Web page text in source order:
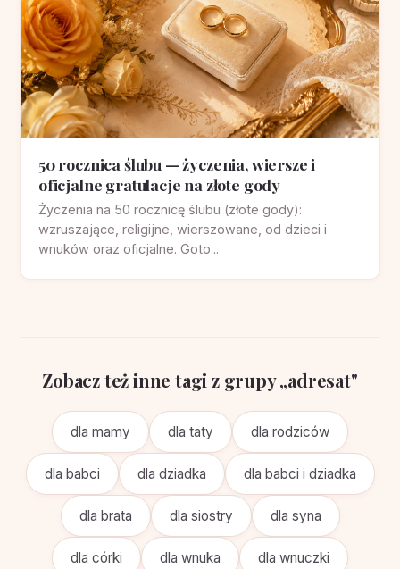
50 rocznica ślubu — życzenia, wiersze i
oficjalne gratulacje na złote gody
Życzenia na 50 rocznicę ślubu (złote gody):
wzruszające, religijne, wierszowane, od dzieci i
wnuków oraz oficjalne. Goto...
Zobacz też inne tagi z grupy „adresat"
dla mamy dla taty dla rodziców
dla babci dla dziadka dla babci i dziadka
dla brata dla siostry dla syna
dla córki dla wnuka dla wnuczki